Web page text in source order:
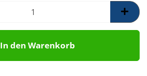
In den Warenkorb